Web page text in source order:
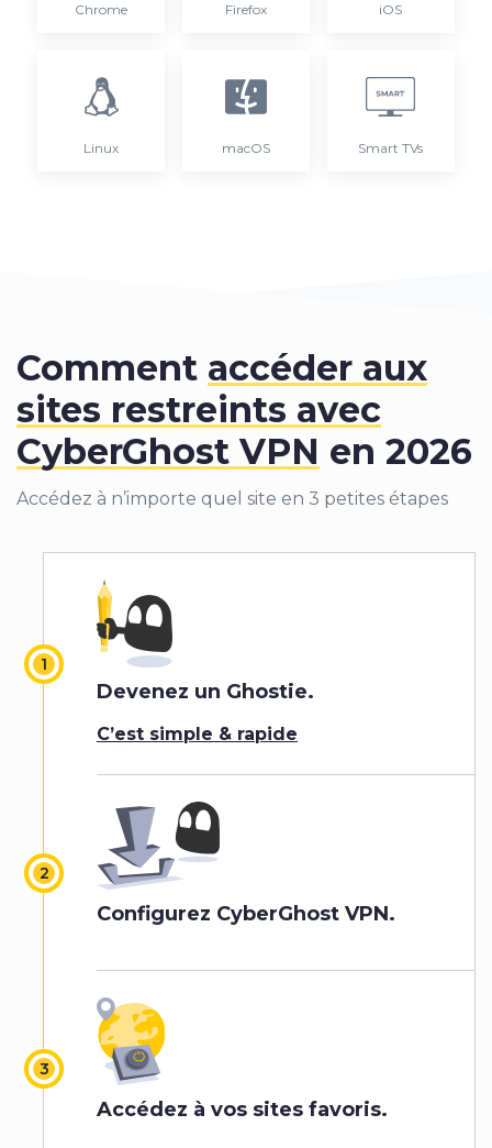
Chrome Firefox iOS
Linux macOS Smart TVs
Comment accéder aux
sites restreints avec
CyberGhost VPN en 2026
Accédez à n’importe quel site en 3 petites étapes
Devenez un Ghostie.
C’est simple & rapide
Configurez CyberGhost VPN.
Accédez à vos sites favoris.